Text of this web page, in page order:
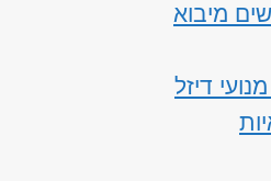
מיבוא
דיזל